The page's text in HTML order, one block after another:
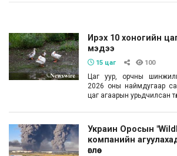
Ирэх 10 хоногийн
мэдээ
15 цаг 100
Цаг уур, орчны
2026 оны наймдугаар
цаг агаарын урьдчилсан
Украин Оросын
компанийн
өглөө